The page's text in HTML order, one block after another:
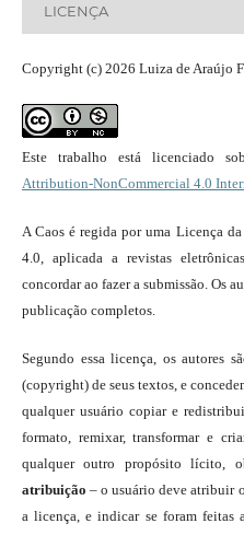
LICENÇA
Copyright (c) 2026 Luiza de Araújo
Este trabalho está licenciado
Attribution-NonCommercial 4.0
A Caos é regida por uma Licença da
4.0, aplicada a revistas
concordar ao fazer a submissão. Os
publicação completos.
Segundo essa licença, os autores
(copyright) de seus textos, e
qualquer usuário copiar e
formato, remixar, transformar e
qualquer outro propósito lícito,
atribuição – o usuário deve atribuir
a licença, e indicar se foram feitas